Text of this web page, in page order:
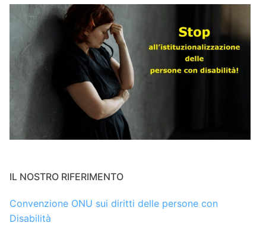
IL NOSTRO RIFERIMENTO
Convenzione ONU sui diritti delle persone con
Disabilità